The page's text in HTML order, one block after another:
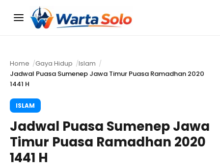
Menu
Home Gaya Hidup
Islam
Jadwal Puasa Sumenep Jawa Timur Puasa Ramadhan 2020
1441 H
ISLAM
Jadwal Puasa Sumenep Jawa
Timur Puasa Ramadhan 2020
1441 H